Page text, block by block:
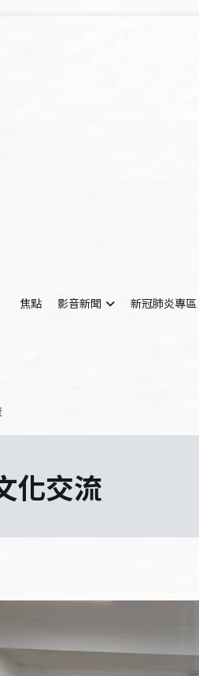
焦點
影音新聞 新冠肺炎專區
化交流